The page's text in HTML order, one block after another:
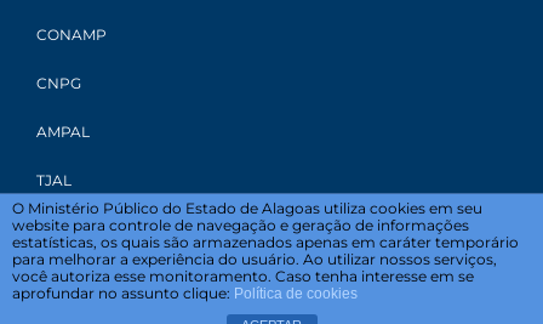
CONAMP
CNPG
AMPAL
TJAL
O Ministério Público do Estado de Alagoas utiliza cookies em seu
website para controle de navegação e geração de informações
estatísticas, os quais são armazenados apenas em caráter temporário
para melhorar a experiência do usuário. Ao utilizar nossos serviços,
você autoriza esse monitoramento. Caso tenha interesse em se
aprofundar no assunto clique: Política de cookies